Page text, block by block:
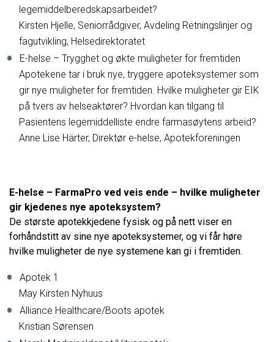
legemiddelberedskapsarbeidet?
Kirsten Hjelle, Seniorrådgiver, Avdeling Retningslinjer og
fagutvikling, Helsedirektoratet
E-helse – Trygghet og økte muligheter for fremtiden
Apotekene tar i bruk nye, tryggere apoteksystemer som
gir nye muligheter for fremtiden. Hvilke muligheter gir EIK
på tvers av helseaktører? Hvordan kan tilgang til
Pasientens legemiddelliste endre farmasøytens arbeid?
Anne Lise Härter, Direktør e-helse, Apotekforeningen
E-helse – FarmaPro ved veis ende – hvilke muligheter
gir kjedenes nye apoteksystem?
De største apotekkjedene fysisk og på nett viser en
forhåndstitt av sine nye apoteksystemer, og vi får høre
hvilke muligheter de nye systemene kan gi i fremtiden.
Apotek 1
May Kirsten Nyhuus
Alliance Healthcare/Boots apotek
Kristian Sørensen